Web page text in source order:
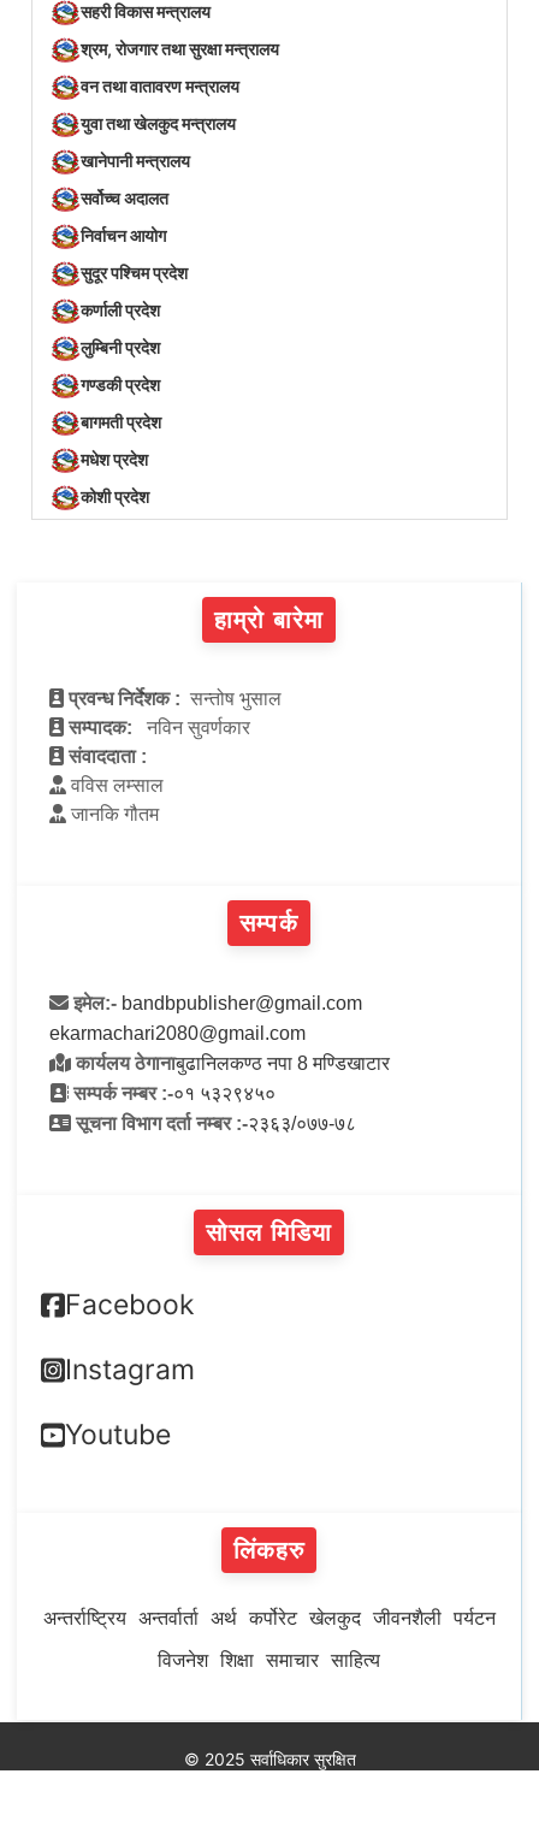
सहरी विकास मन्त्रालय
श्रम, रोजगार तथा सुरक्षा मन्त्रालय
वन तथा वातावरण मन्त्रालय
युवा तथा खेलकुद मन्त्रालय
खानेपानी मन्त्रालय
सर्वोच्च अदालत
निर्वाचन आयोग
सुदूर पश्चिम प्रदेश
कर्णाली प्रदेश
लुम्बिनी प्रदेश
गण्डकी प्रदेश
बागमती प्रदेश
मधेश प्रदेश
कोशी प्रदेश
हाम्रो बारेमा
प्रवन्ध निर्देशक : सन्तोष भुसाल
सम्पादक:
नविन सुवर्णकार
संवाददाता :
वविस लम्साल
जानकि गौतम
सम्पर्क
इमेल:- bandbpublisher@gmail.com
ekarmachari2080@gmail.com
कार्यलय ठेगानाबुढानिलकण्ठ नपा 8 मण्डिखाटार
सम्पर्क नम्बर :-०१ ५३२९४५०
सूचना विभाग दर्ता नम्बर :-२३६३/०७७-७८
सोसल मिडिया
Facebook
Instagram
Youtube
लिंकहरु
अन्तर्राष्ट्रिय अन्तर्वार्ता अर्थ कर्पोरेट खेलकुद जीवनशैली पर्यटन
विजनेश शिक्षा समाचार साहित्य
© 2025 सर्वाधिकार सुरक्षित